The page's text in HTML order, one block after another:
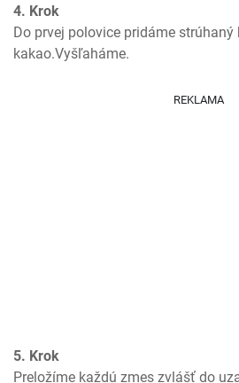
4. Krok
Do prvej polovice pridáme strúhaný
kakao.Vyšľaháme.
REKLAMA
5. Krok
Preložíme každú zmes zvlášť do